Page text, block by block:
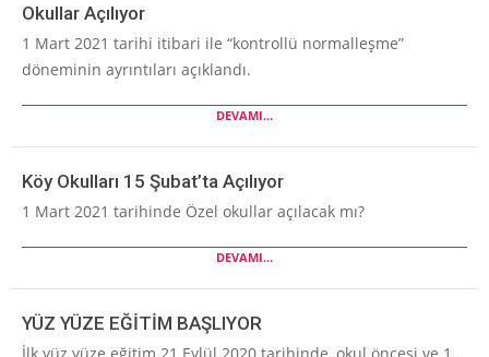
Okullar Açılıyor
1 Mart 2021 tarihi itibari ile “kontrollü normalleşme”
döneminin ayrıntıları açıklandı.
DEVAMI...
Köy Okulları 15 Şubat’ta Açılıyor
1 Mart 2021 tarihinde Özel okullar açılacak mı?
DEVAMI...
YÜZ YÜZE EĞİTİM BAŞLIYOR
İlk yüz yüze eğitim 21 Eylül 2020 tarihinde, okul öncesi ve 1.